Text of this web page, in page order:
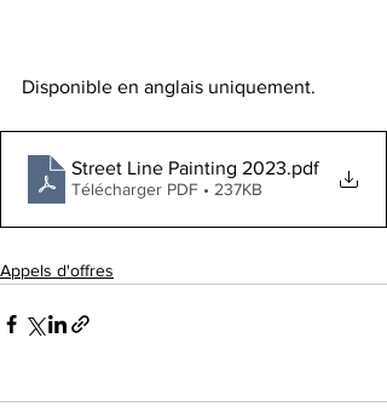
Disponible en anglais uniquement.
Street Line Painting 2023.pdf
Télécharger PDF • 237KB
Appels d'offres